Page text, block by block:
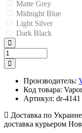
Matte Grey
Midnight Blue
Light Silver
Dark Black
Производитель:
Код товара:
Артикул: dr-4141
Доставка по Украине
доставка курьером